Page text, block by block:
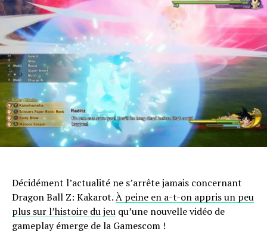
Décidément l’actualité ne s’arrête jamais concernant
Dragon Ball Z: Kakarot.À peine en a-t-on appris un peu
plus sur l’histoire du jeu qu’une nouvelle vidéo de
gameplay émerge de la Gamescom !